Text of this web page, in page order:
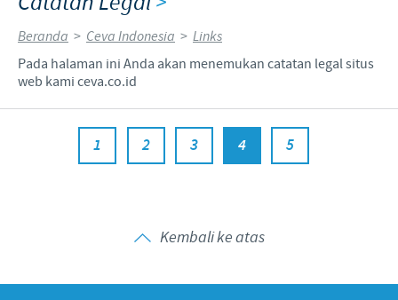
Beranda > Ceva Indonesia > Links
Pada halaman ini Anda akan menemukan catatan legal situs
web kami ceva.co.id
1 2 3 4 5
Kembali ke atas